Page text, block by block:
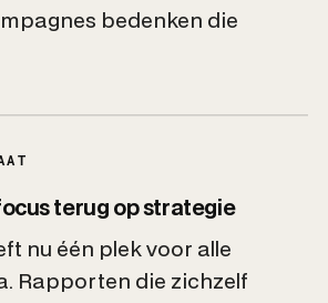
bedenken die
terug op strategie
nu één plek voor alle
Rapporten die zichzelf